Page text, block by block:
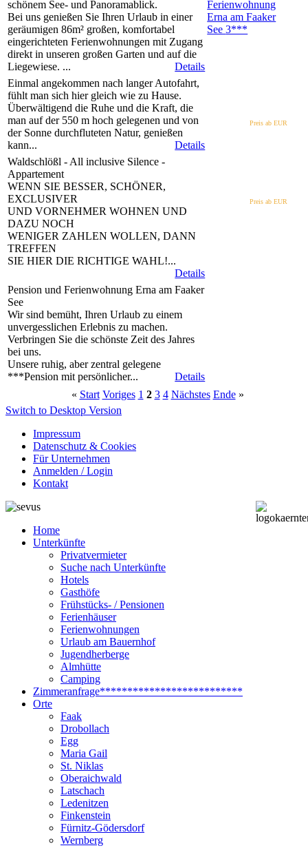
schönem See- und Panoramablick.
Bei uns genießen Sie Ihren Urlaub in einer
geräumigen 86m² großen, komfortabel
eingerichteten Ferienwohnungen mit Zugang
direkt in unseren großen Garten und auf die
Liegewiese. ...
Details
Einmal angekommen nach langer Autofahrt,
fühlt man sich hier gleich wie zu Hause.
Überwältigend die Ruhe und die Kraft, die
man auf der 550 m hoch gelegenen und von
der Sonne durchfluteten Natur, genießen
kann...
Details
Preis ab EUR
Waldschlößl - All inclusive Silence -
Appartement
WENN SIE BESSER, SCHÖNER,
EXCLUSIVER
UND VORNEHMER WOHNEN UND
DAZU NOCH
WENIGER ZAHLEN WOLLEN, DANN
TREFFEN
SIE HIER DIE RICHTIGE WAHL!...
Details
Ferienwohnung
Erna am Faaker
See3***
Preis ab EUR
Pension und Ferienwohnung Erna am Faaker
See
Wir sind bemüht, Ihren Urlaub zu einem
unvergesslichen Erlebnis zu machen.
Verbringen Sie die schönste Zeit des Jahres
bei uns.
Unsere ruhig, aber zentral gelegene
***Pension mit persönlicher...
Details
« Start Voriges 1 2 3 4 Nächstes Ende »
Switch to Desktop Version
Impressum
Datenschutz & Cookies
Für Unternehmen
Anmelden / Login
Kontakt
Home
Unterkünfte
Privatvermieter
Suche nach Unterkünfte
Hotels
Gasthöfe
Frühstücks- / Pensionen
Ferienhäuser
Ferienwohnungen
Urlaub am Bauernhof
Jugendherberge
Almhütte
Camping
Zimmeranfrage**************************
Orte
Faak
Drobollach
Egg
Maria Gail
St. Niklas
Oberaichwald
Latschach
Ledenitzen
Finkenstein
Fürnitz-Gödersdorf
Wernberg